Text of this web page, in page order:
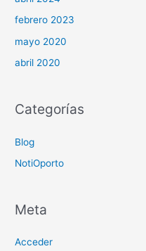
febrero 2023
mayo 2020
abril 2020
Categorías
Blog
NotiOporto
Meta
Acceder